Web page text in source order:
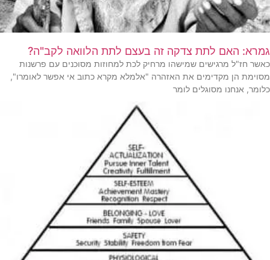
גמרא: האם לתת צדקה זה בעצם לתת הלוואה לקב"ה?
כאשר חז"ל מרגישים שמישהו מרחיק לכת למחוזות מסוכנים עם פרשנות
מסוימת הן מקדימים את האזהרה "אלמלא מקרא כתוב אי אפשר לאומרו",
כלומר, אנחנו מסוגלים לומר